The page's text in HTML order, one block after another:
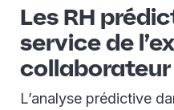
Les RH
service de
collaborateur
L’analyse prédictive